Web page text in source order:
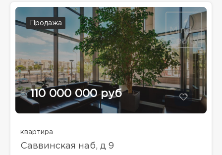
Продажа
110 000 000 руб
квартира
Саввинская наб, д 9